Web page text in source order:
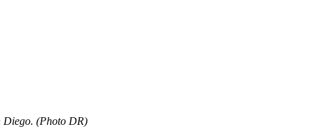
Diego. (Photo DR)